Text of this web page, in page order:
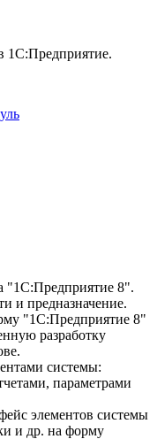
1С:Предприятие.
"1С:Предприятие 8".
и предназначение.
"1С:Предприятие 8"
разработку
системы:
параметрами
элементов системы
и др. на форму